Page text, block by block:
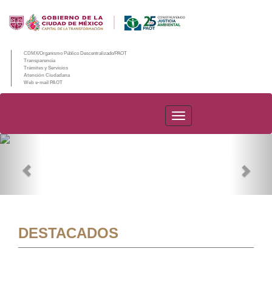
CDMX/Organismo Público Descentralizado/PAOT
Transparencia
Trámites y Servicios
Atención Ciudadana
Web e-mail PAOT
PAOT
DESTACADOS